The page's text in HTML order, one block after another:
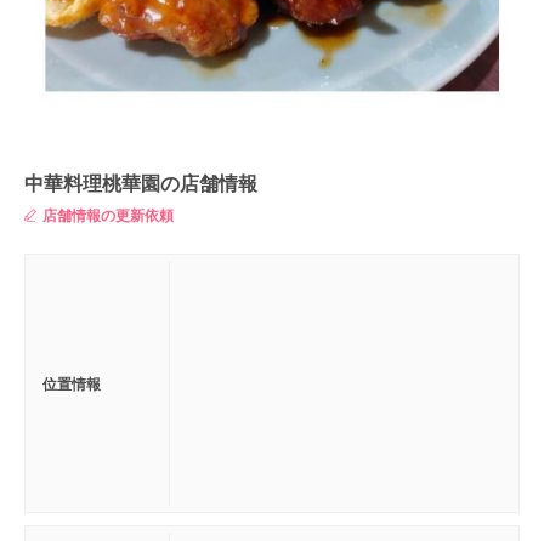
中華料理桃華園の店舗情報
店舗情報の更新依頼
位置情報